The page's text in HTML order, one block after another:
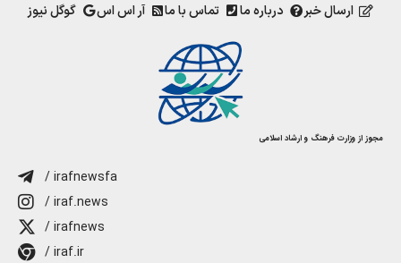
ارسال خبر درباره ما تماس با ما آر اس اس گوگل نیوز
مجوز از وزارت فرهنگ و ارشاد اسلامی
/ irafnewsfa
/ iraf.news
/ irafnews
/ iraf.ir